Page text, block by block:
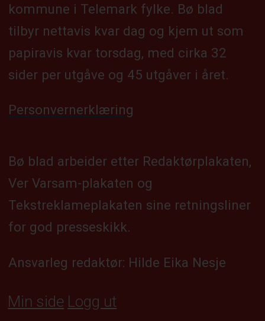
kommune i Telemark fylke. Bø blad
tilbyr nettavis kvar dag og kjem ut som
papiravis kvar torsdag, med cirka 32
sider per utgåve og 45 utgåver i året.
Personvernerklæring
Bø blad arbeider etter Redaktørplakaten,
Ver Varsam-plakaten og
Tekstreklameplakaten sine retningsliner
for god presseskikk.
Ansvarleg redaktør: Hilde Eika Nesje
Min side Logg ut